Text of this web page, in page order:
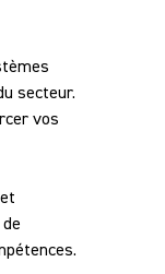
secteur.
vos